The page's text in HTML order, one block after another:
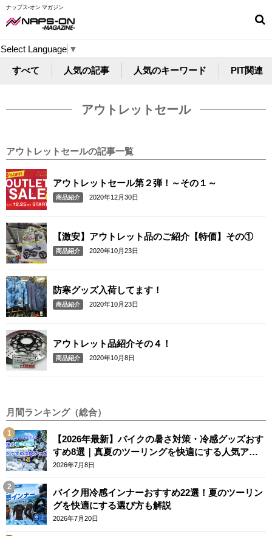
ナップス-オン マガジン
Select Language ▼
すべて 人気の記事 人気のキーワード PIT関連
アウトレットセール
アウトレットセールの記事一覧
アウトレットセール第２弾！～その１～
商品紹介 2020年12月30日
【激安】アウトレット品のご紹介【特価】その①
商品紹介 2020年10月23日
防寒グッズ入荷してます！
商品紹介 2020年10月23日
アウトレット品紹介その４！
商品紹介 2020年10月8日
月間ランキング（総合）
【2026年最新】バイクの暑さ対策・冷感グッズおす
すめ8選｜真夏のツーリングを快適にする人気アイ
テム
2026年7月8日
バイク用冷感インナーおすすめ22選！夏のツーリン
グを快適にする選び方も解説
2026年7月20日